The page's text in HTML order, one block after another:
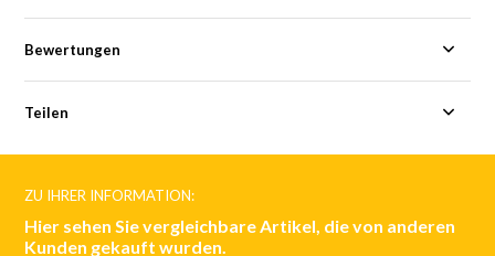
Bewertungen
Teilen
ZU IHRER INFORMATION:
Hier sehen Sie vergleichbare Artikel, die von anderen
Kunden gekauft wurden.